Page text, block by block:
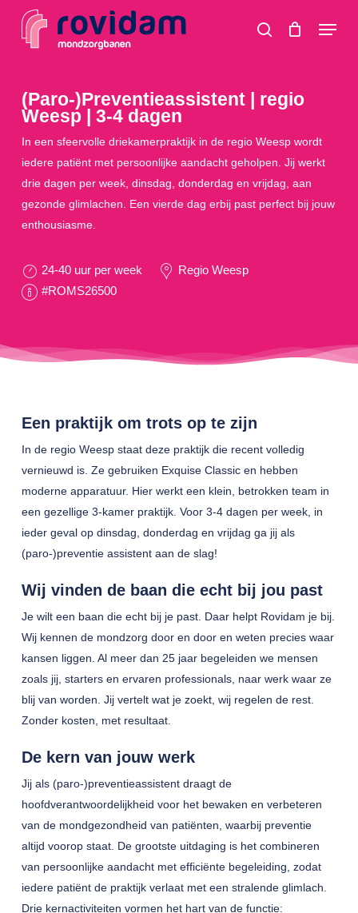
search
Menu
(Paro-)Preventieassistent | regio
Weesp | 3-4 dagen
In een sfeervolle driekamerpraktijk in de regio Weesp wordt
iedere patiënt met persoonlijke aandacht geholpen. Jij werkt
drie dagen per week, dinsdag, donderdag en vrijdag, aan
gezonde glimlachen. Een vierde dag erbij past perfect bij jouw
enthousiasme.
24-40 uur per week
Regio Weesp
#ROMS26500
Een praktijk om trots op te zijn
In de regio Weesp staat deze praktijk die recent volledig
vernieuwd is. Ze gebruiken Exquise Classic en hebben
moderne apparatuur. Hier werkt een klein, betrokken team in
een gezellige 3-kamer praktijk. Voor 3-4 dagen per week, in
ieder geval op dinsdag, donderdag en vrijdag ga jij als
(paro-)preventie assistent aan de slag!
Wij vinden de baan die echt bij jou past
Je wilt een baan die echt bij je past. Daar helpt Rovidam je bij.
Wij kennen de mondzorg door en door en weten precies waar
kansen liggen. Al meer dan 25 jaar begeleiden we mensen
zoals jij, starters en ervaren professionals, naar werk waar ze
blij van worden. Jij vertelt wat je zoekt, wij regelen de rest.
Zonder kosten, met resultaat.
De kern van jouw werk
Jij als (paro-)preventieassistent draagt de
hoofdverantwoordelijkheid voor het bewaken en verbeteren
van de mondgezondheid van patiënten, waarbij preventie
altijd voorop staat. De grootste uitdaging is het combineren
van persoonlijke aandacht met efficiënte begeleiding, zodat
iedere patiënt de praktijk verlaat met een stralende glimlach.
Drie kernactiviteiten vormen het hart van de functie: